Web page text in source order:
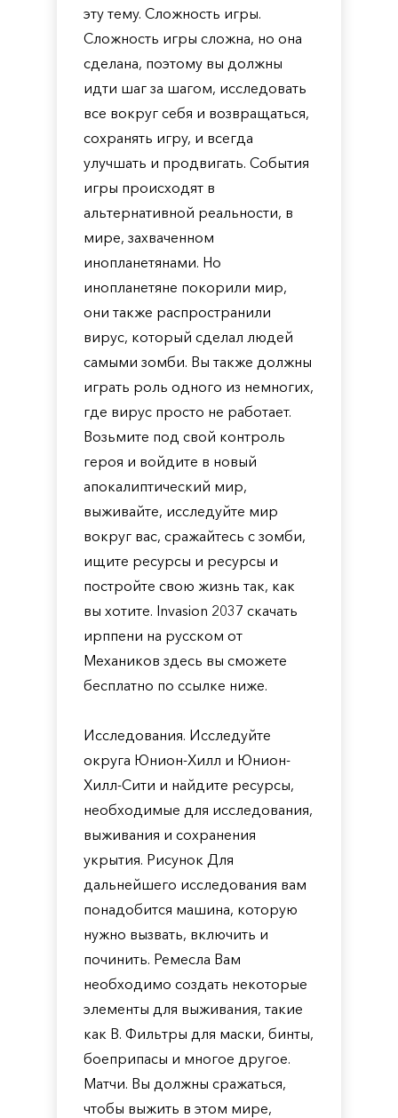
эту тему. Сложность игры.
Сложность игры сложна, но она
сделана, поэтому вы должны
идти шаг за шагом, исследовать
все вокруг себя и возвращаться,
сохранять игру, и всегда
улучшать и продвигать. События
игры происходят в
альтернативной реальности, в
мире, захваченном
инопланетянами. Но
инопланетяне покорили мир,
они также распространили
вирус, который сделал людей
самыми зомби. Вы также должны
играть роль одного из немногих,
где вирус просто не работает.
Возьмите под свой контроль
героя и войдите в новый
апокалиптический мир,
выживайте, исследуйте мир
вокруг вас, сражайтесь с зомби,
ищите ресурсы и ресурсы и
постройте свою жизнь так, как
вы хотите. Invasion 2037 скачать
ирппени на русском от
Механиков здесь вы сможете
бесплатно по ссылке ниже.
Исследования. Исследуйте
округа Юнион-Хилл и Юнион-
Хилл-Сити и найдите ресурсы,
необходимые для исследования,
выживания и сохранения
укрытия. Рисунок Для
дальнейшего исследования вам
понадобится машина, которую
нужно вызвать, включить и
починить. Ремесла Вам
необходимо создать некоторые
элементы для выживания, такие
как B. Фильтры для маски, бинты,
боеприпасы и многое другое.
Матчи. Вы должны сражаться,
чтобы выжить в этом мире,